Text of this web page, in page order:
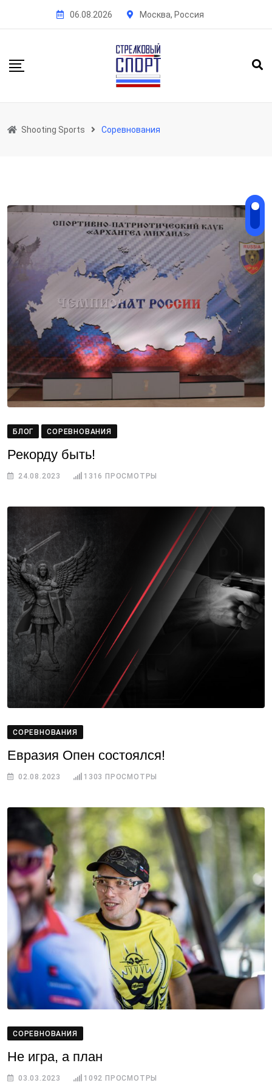
06.08.2026 Москва, Россия
Shooting Sports Соревнования
БЛОГ СОРЕВНОВАНИЯ
Рекорду быть!
24.08.2023 1316 ПРОСМОТРЫ
СОРЕВНОВАНИЯ
Евразия Опен состоялся!
02.08.2023 1303 ПРОСМОТРЫ
СОРЕВНОВАНИЯ
Не игра, а план
03.03.2023 1092 ПРОСМОТРЫ